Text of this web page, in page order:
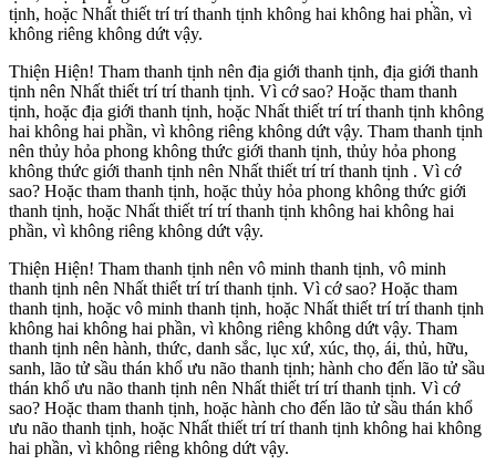
tịnh, hoặc Nhất thiết trí trí thanh tịnh không hai không hai phần, vì
không riêng không dứt vậy.
Thiện Hiện! Tham thanh tịnh nên địa giới thanh tịnh, địa giới thanh
tịnh nên Nhất thiết trí trí thanh tịnh. Vì cớ sao? Hoặc tham thanh
tịnh, hoặc địa giới thanh tịnh, hoặc Nhất thiết trí trí thanh tịnh không
hai không hai phần, vì không riêng không dứt vậy. Tham thanh tịnh
nên thủy hỏa phong không thức giới thanh tịnh, thủy hỏa phong
không thức giới thanh tịnh nên Nhất thiết trí trí thanh tịnh . Vì cớ
sao? Hoặc tham thanh tịnh, hoặc thủy hỏa phong không thức giới
thanh tịnh, hoặc Nhất thiết trí trí thanh tịnh không hai không hai
phần, vì không riêng không dứt vậy.
Thiện Hiện! Tham thanh tịnh nên vô minh thanh tịnh, vô minh
thanh tịnh nên Nhất thiết trí trí thanh tịnh. Vì cớ sao? Hoặc tham
thanh tịnh, hoặc vô minh thanh tịnh, hoặc Nhất thiết trí trí thanh tịnh
không hai không hai phần, vì không riêng không dứt vậy. Tham
thanh tịnh nên hành, thức, danh sắc, lục xứ, xúc, thọ, ái, thủ, hữu,
sanh, lão tử sầu thán khổ ưu não thanh tịnh; hành cho đến lão tử sầu
thán khổ ưu não thanh tịnh nên Nhất thiết trí trí thanh tịnh. Vì cớ
sao? Hoặc tham thanh tịnh, hoặc hành cho đến lão tử sầu thán khổ
ưu não thanh tịnh, hoặc Nhất thiết trí trí thanh tịnh không hai không
hai phần, vì không riêng không dứt vậy.